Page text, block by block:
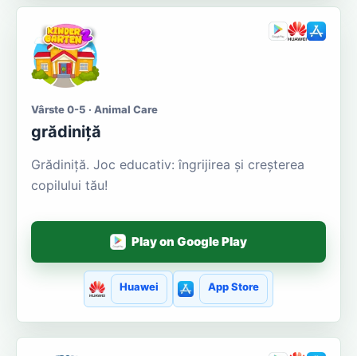
Vârste 0-5 · Animal Care
grădiniță
Grădiniţă. Joc educativ: îngrijirea și creșterea
copilului tău!
Play on Google Play
Huawei App Store